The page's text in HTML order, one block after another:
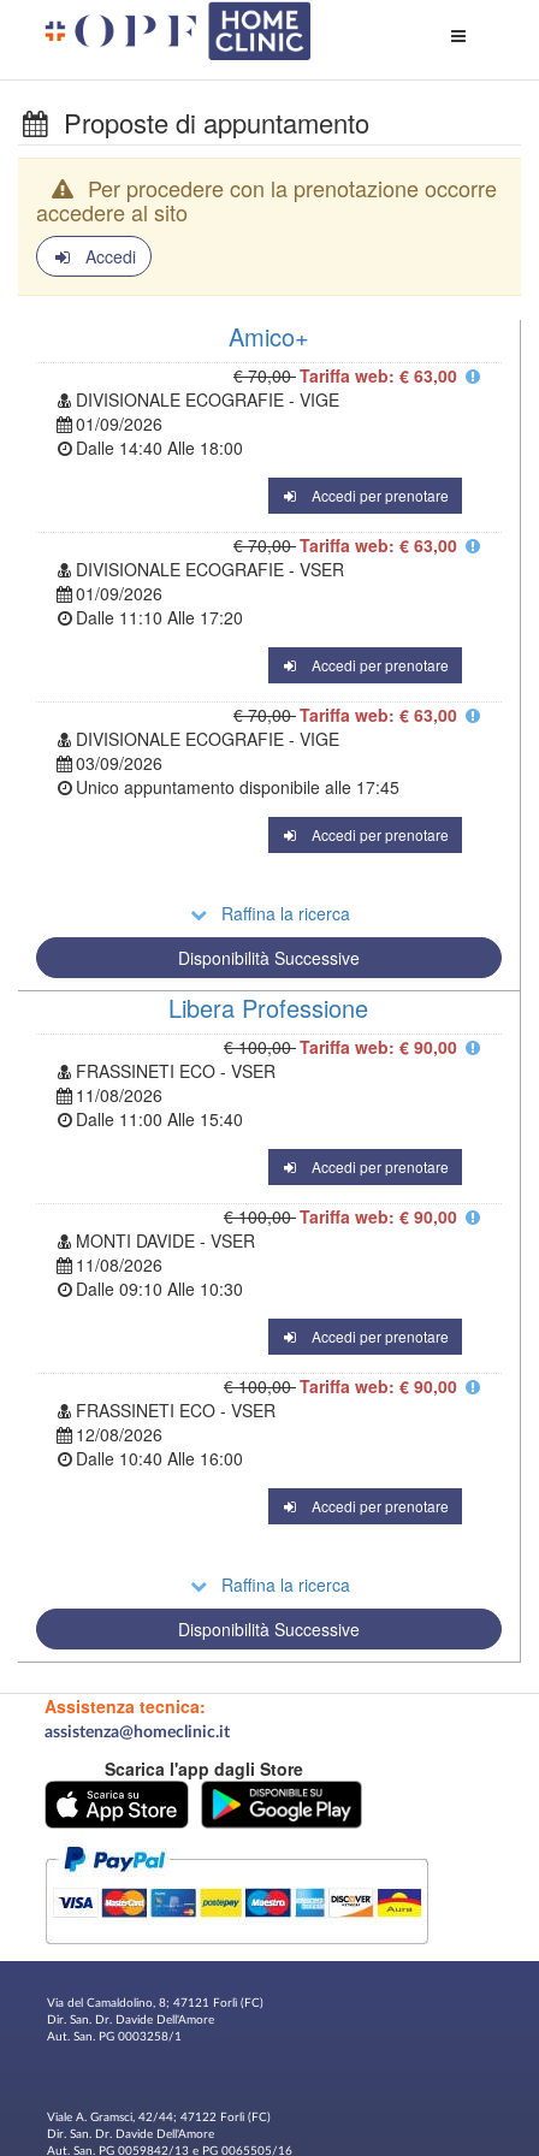
di
Proposte di appuntamento
Per procedere con la prenotazione occorre
accedere al sito
Accedi
Amico+
€ 70,00Tariffa web: € 63,00
DIVISIONALE ECOGRAFIE - VIGE
01/09/2026
Dalle 14:40 Alle 18:00
Accedi per prenotare
€ 70,00Tariffa web: € 63,00
DIVISIONALE ECOGRAFIE - VSER
01/09/2026
Dalle 11:10 Alle 17:20
Accedi per prenotare
€ 70,00Tariffa web: € 63,00
DIVISIONALE ECOGRAFIE - VIGE
03/09/2026
Unico appuntamento disponibile alle 17:45
Accedi per prenotare
Raffina la ricerca
Disponibilità Successive
Libera Professione
€ 100,00Tariffa web: € 90,00
FRASSINETI ECO - VSER
11/08/2026
Dalle 11:00 Alle 15:40
Accedi per prenotare
€ 100,00Tariffa web: € 90,00
MONTI DAVIDE - VSER
11/08/2026
Dalle 09:10 Alle 10:30
Accedi per prenotare
€ 100,00Tariffa web: € 90,00
FRASSINETI ECO - VSER
12/08/2026
Dalle 10:40 Alle 16:00
Accedi per prenotare
Raffina la ricerca
Disponibilità Successive
Assistenza tecnica:
assistenza@homeclinic.it
Scarica l'app dagli Store
Via del Camaldolino, 8; 47121 Forlì (FC)
Dir. San. Dr. Davide Dell'Amore
Aut. San. PG 0003258/1
Viale A. Gramsci, 42/44; 47122 Forlì (FC)
Dir. San. Dr. Davide Dell'Amore
Aut. San. PG 0059842/13 e PG 0065505/16